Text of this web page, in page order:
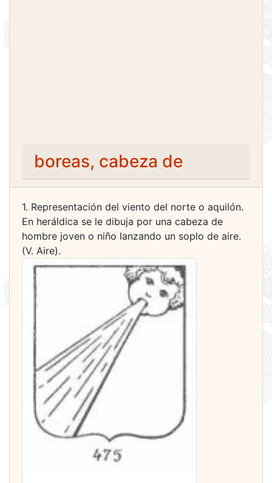
boreas, cabeza de
1. Representación del viento del norte o aquilón.
En heráldica se le dibuja por una cabeza de
hombre joven o niño lanzando un soplo de aire.
(V. Aire).